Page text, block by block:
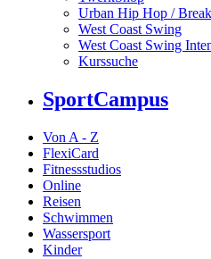
Urban Hip Hop /
West Coast Swing
West Coast Swing
Kurssuche
SportCampus
Von A - Z
FlexiCard
Fitnessstudios
Online
Reisen
Schwimmen
Wassersport
Kinder